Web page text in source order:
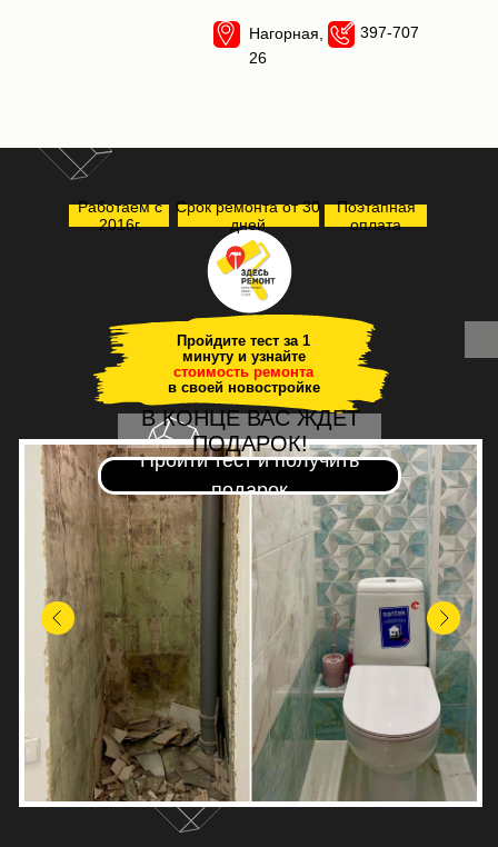
Пройдите тест за 1
минуту и узнайте
стоимость ремонта
в своей новостройке
Пройти тест и получить
подарок
397-707
Нагорная,
26
В КОНЦЕ ВАС ЖДЕТ
ПОДАРОК!
Работаем с
2016г.
Срок ремонта от 30
дней
Поэтапная
оплата